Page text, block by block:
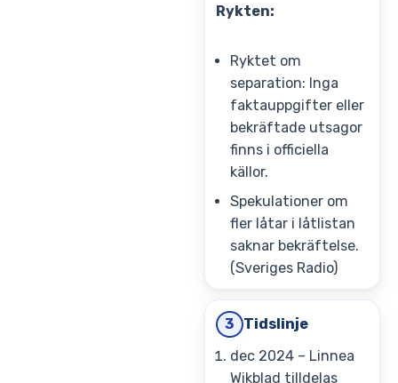
Rykten:
Ryktet om
separation: Inga
faktauppgifter eller
bekräftade utsagor
finns i officiella
källor.
Spekulationer om
fler låtar i låtlistan
saknar bekräftelse.
(Sveriges Radio)
3 Tidslinje
dec 2024 – Linnea
Wikblad tilldelas